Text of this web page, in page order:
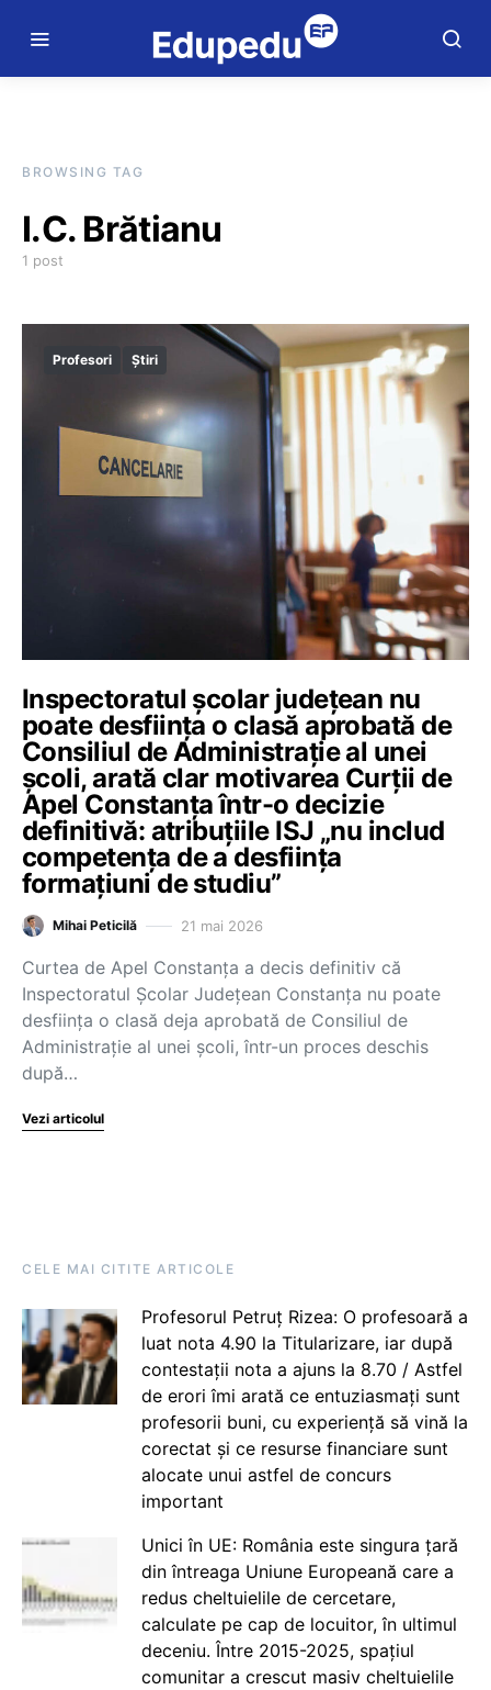
BROWSING TAG
I.C. Brătianu
1 post
Profesori Știri
Inspectoratul școlar județean nu
poate desființa o clasă aprobată de
Consiliul de Administrație al unei
școli, arată clar motivarea Curții de
Apel Constanța într-o decizie
definitivă: atribuțiile ISJ „nu includ
competența de a desființa
formațiuni de studiu”
Mihai Peticilă 21 mai 2026
Curtea de Apel Constanța a decis definitiv că
Inspectoratul Școlar Județean Constanța nu poate
desființa o clasă deja aprobată de Consiliul de
Administrație al unei școli, într-un proces deschis
după…
Vezi articolul
CELE MAI CITITE ARTICOLE
Profesorul Petruț Rizea: O profesoară a
luat nota 4.90 la Titularizare, iar după
contestații nota a ajuns la 8.70 / Astfel
de erori îmi arată ce entuziasmați sunt
profesorii buni, cu experiență să vină la
corectat și ce resurse financiare sunt
alocate unui astfel de concurs
important
Unici în UE: România este singura țară
din întreaga Uniune Europeană care a
redus cheltuielile de cercetare,
calculate pe cap de locuitor, în ultimul
deceniu. Între 2015-2025, spațiul
comunitar a crescut masiv cheltuielile